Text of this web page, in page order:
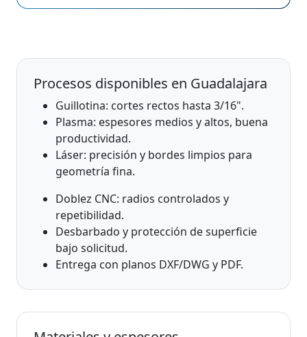
Procesos disponibles en Guadalajara
Guillotina: cortes rectos hasta 3/16".
Plasma: espesores medios y altos, buena
productividad.
Láser: precisión y bordes limpios para
geometría fina.
Doblez CNC: radios controlados y
repetibilidad.
Desbarbado y protección de superficie
bajo solicitud.
Entrega con planos DXF/DWG y PDF.